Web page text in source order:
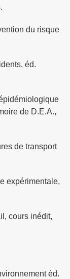
du risque
éd.
de D.E.A.,
de transport
expérimentale,
cours inédit,
éd.